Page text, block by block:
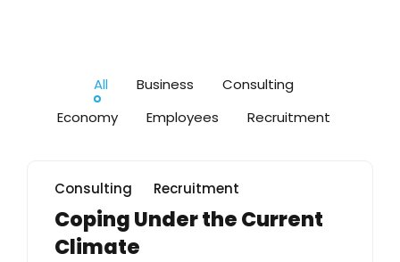
All Business
Consulting
Economy
Employees Recruitment
Consulting Recruitment
Coping Under the Current
Climate